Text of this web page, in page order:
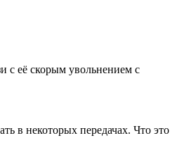
с её скорым увольнением с
в некоторых передачах. Что это